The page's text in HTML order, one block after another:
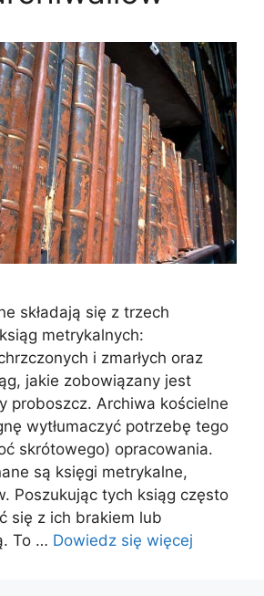
składają się z trzech
metrykalnych:
i zmarłych oraz
jakie zobowiązany jest
proboszcz. Archiwa kościelne
wytłumaczyć potrzebę tego
skrótowego) opracowania.
są księgi metrykalne,
Poszukując tych ksiąg często
się z ich brakiem lub
To … Dowiedz się więcej